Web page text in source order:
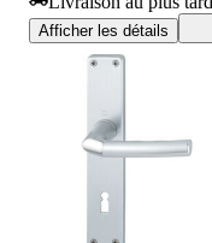
Afficher les détails